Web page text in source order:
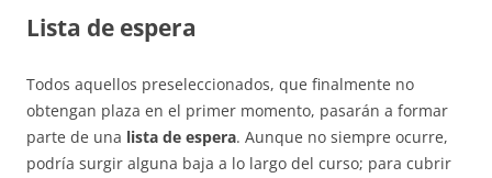
Lista de espera
Todos aquellos preseleccionados, que finalmente no
obtengan plaza en el primer momento, pasarán a formar
parte de una lista de espera. Aunque no siempre ocurre,
podría surgir alguna baja a lo largo del curso; para cubrir